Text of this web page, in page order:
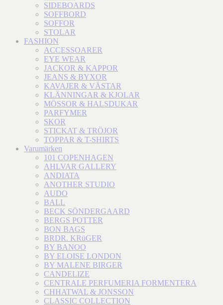
SIDEBOARDS
SOFFBORD
SOFFOR
STOLAR
FASHION
ACCESSOARER
EYE WEAR
JACKOR & KAPPOR
JEANS & BYXOR
KAVAJER & VÄSTAR
KLÄNNINGAR & KJOLAR
MÖSSOR & HALSDUKAR
PARFYMER
SKOR
STICKAT & TRÖJOR
TOPPAR & T-SHIRTS
Varumärken
101 COPENHAGEN
AHLVAR GALLERY
ANDIATA
ANOTHER STUDIO
AUDO
BALL
BECK SÖNDERGAARD
BERGS POTTER
BON BAGS
BRDR. KRüGER
BY BANOO
BY ELOISE LONDON
BY MALENE BIRGER
CANDELIZE
CENTRALE PERFUMERIA FORMENTERA
CHHATWAL & JONSSON
CLASSIC COLLECTION